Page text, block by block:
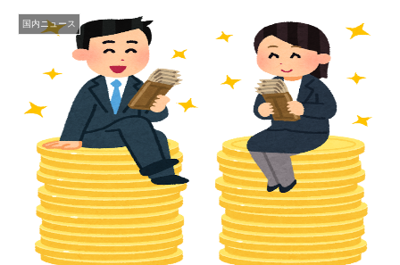
国内ニュース